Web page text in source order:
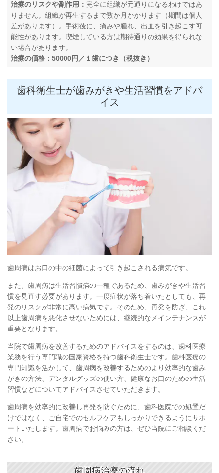
治療のリスクや副作用： 完全に組織が元通りになるわけではあ
りません。組織が再生するまで数か月かかります（期間は個人
差があります）。手術後に、痛みや腫れ、出血を引き起こす可
能性があります。喫煙している方は期待通りの効果を得られな
い場合があります。
治療の価格：50000円／１歯につき（税抜き）
歯科衛生士が歯みがきや生活習慣をアドバ
イス
歯周病はお口の中の細菌によって引き起こされる病気です。
また、歯周病は生活習慣病の一種であるため、歯みがきや生活習
慣を見直す必要があります。一度症状が落ち着いたとしても、再
発のリスクが非常に高い病気です。そのため、再発を防ぎ、これ
以上歯周病を悪化させないためには、継続的なメインテナンスが
重要となります。
当院で歯周病を改善するためのアドバイスをするのは、歯科医療
業務を行う専門職の国家資格を持つ歯科衛生士です。歯科医療の
専門知識を活かして、歯周病を改善するためのより効率的な歯み
がきの方法、デンタルグッズの使い方、健康なお口のための生活
習慣などについてアドバイスさせていただきます。
歯周病を効率的に改善し再発を防ぐために、歯科医院での処置だ
けではなく、ご自宅でのセルフケアもしっかりできるようにサポ
ートいたします。歯周病でお悩みの方は、ぜひ当院にご相談くだ
さい。
歯周病治療の流れ